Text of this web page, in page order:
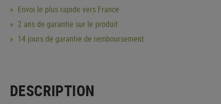
Envoi le plus rapide vers France
2 ans de garantie sur le produit
14 jours de garantie de remboursement
DESCRIPTION